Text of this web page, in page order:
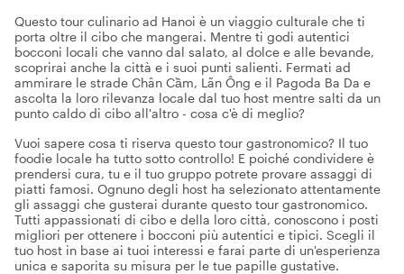
Questo tour culinario ad Hanoi è un viaggio culturale che ti
porta oltre il cibo che mangerai. Mentre ti godi autentici
bocconi locali che vanno dal salato, al dolce e alle bevande,
scoprirai anche la città e i suoi punti salienti. Fermati ad
ammirare le strade Chân Cầm, Lãn Ông e il Pagoda Ba Da e
ascolta la loro rilevanza locale dal tuo host mentre salti da un
punto caldo di cibo all'altro - cosa c'è di meglio?
Vuoi sapere cosa ti riserva questo tour gastronomico? Il tuo
foodie locale ha tutto sotto controllo! E poiché condividere è
prendersi cura, tu e il tuo gruppo potrete provare assaggi di
piatti famosi. Ognuno degli host ha selezionato attentamente
gli assaggi che gusterai durante questo tour gastronomico.
Tutti appassionati di cibo e della loro città, conoscono i posti
migliori per ottenere i bocconi più autentici e tipici. Scegli il
tuo host in base ai tuoi interessi e farai parte di un'esperienza
unica e saporita su misura per le tue papille gustative.